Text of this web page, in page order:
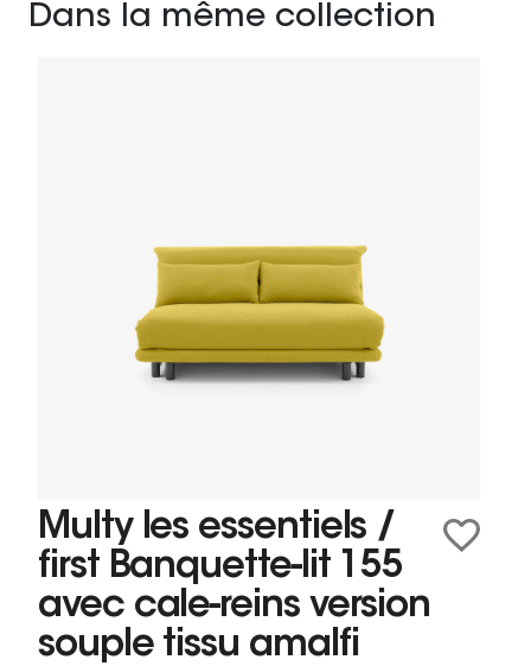
Dans la même collection
Multy les essentiels /
first Banquette-lit 155
avec cale-reins version
souple tissu amalfi